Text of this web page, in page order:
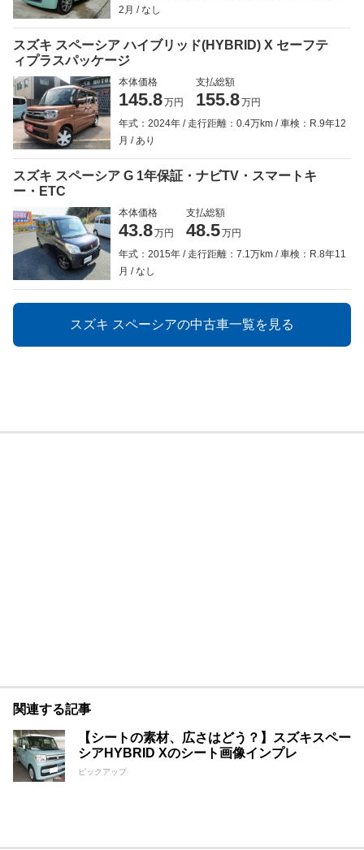
2月
なし
スズキ スペーシア ハイブリッド(HYBRID) X セーフテ
ィプラスパッケージ
本体価格
145.8万円
支払総額
155.8万円
年式：2024年
走行距離：0.4万km
車検：R.9年12
月
あり
スズキ スペーシア G 1年保証・ナビTV・スマートキ
ー・ETC
本体価格
43.8万円
支払総額
48.5万円
年式：2015年
走行距離：7.1万km
車検：R.8年11
月
なし
スズキ スペーシアの中古車一覧を見る
関連する記事
【シートの素材、広さはどう？】スズキスペー
シアHYBRID Xのシート画像インプレ
ピックアップ